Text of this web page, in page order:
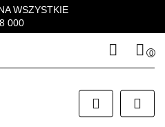
WSZYSTKIE
000
Zaloguj się
Zarejestruj się
0